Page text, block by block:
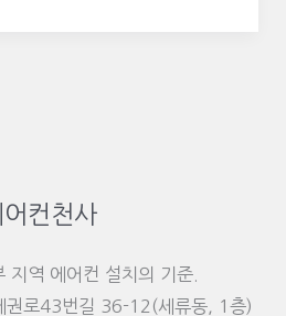
어컨천사
지역 에어컨 설치의 기준.
권로43번길 36-12(세류동, 1층)